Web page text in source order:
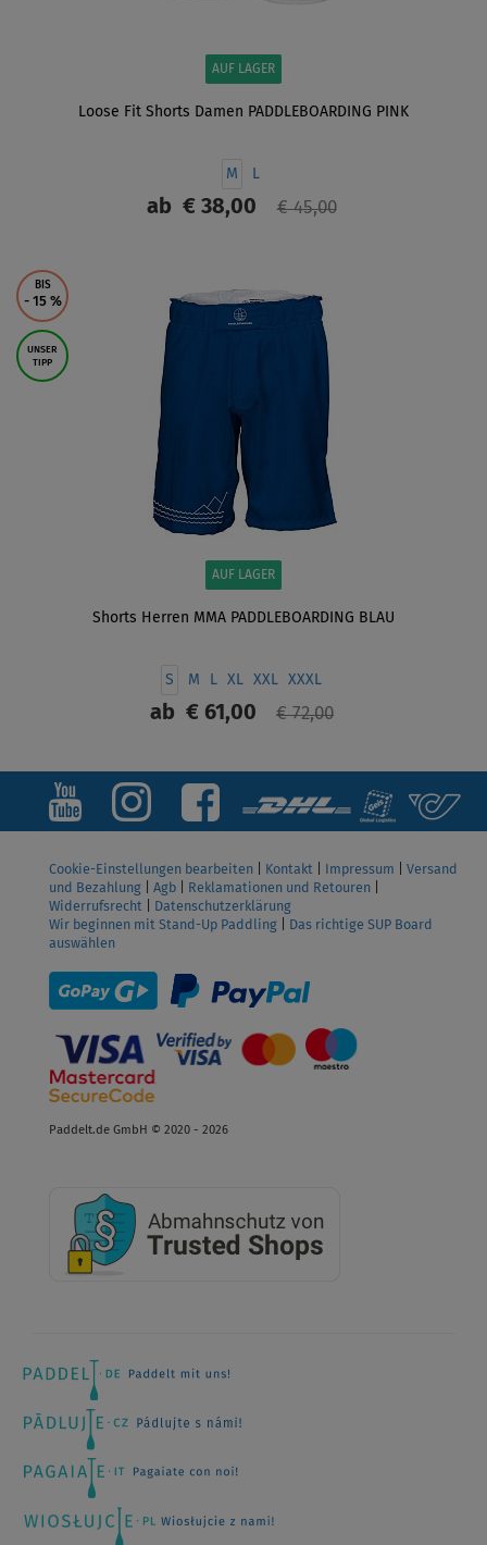
AUF LAGER
Loose Fit Shorts Damen PADDLEBOARDING PINK
M L
ab€ 38,00 € 45,00
BIS
- 15 %
UNSER
TIPP
AUF LAGER
Shorts Herren MMA PADDLEBOARDING BLAU
S M L XL XXL XXXL
ab € 61,00 € 72,00
ANZEIGEN
Cookie-Einstellungen bearbeiten Kontakt Impressum
Versand
und Bezahlung
Agb Reklamationen und Retouren
Widerrufsrecht
Datenschutzerklärung
Wir beginnen mit Stand-Up Paddling
Das richtige SUP Board
auswählen
Paddelt.de GmbH © 2020 - 2026